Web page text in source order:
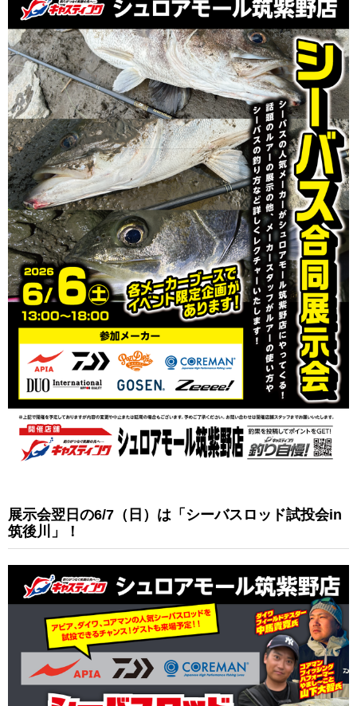
展示会翌日の6/7（日）は「シーバスロッド試投会in
筑後川」！